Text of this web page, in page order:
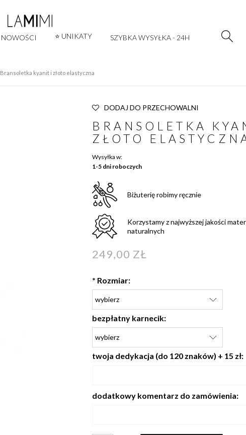
NOWOŚCI ⭐ UNIKATY SZYBKA WYSYŁKA - 24H
Bransoletka kyanit i złoto elastyczna
DODAJ DO PRZECHOWALNI
BRANSOLETKA
ZŁOTO
Wysyłka w:
1-5 dni roboczych
Biżuterię robimy ręcznie
Korzystamy z najwyższej jakości
naturalnych
249,00 ZŁ
* Rozmiar:
bezpłatny karnecik:
twoja dedykacja (do 120 znaków) + 15 zł:
dodatkowy komentarz do zamówienia: